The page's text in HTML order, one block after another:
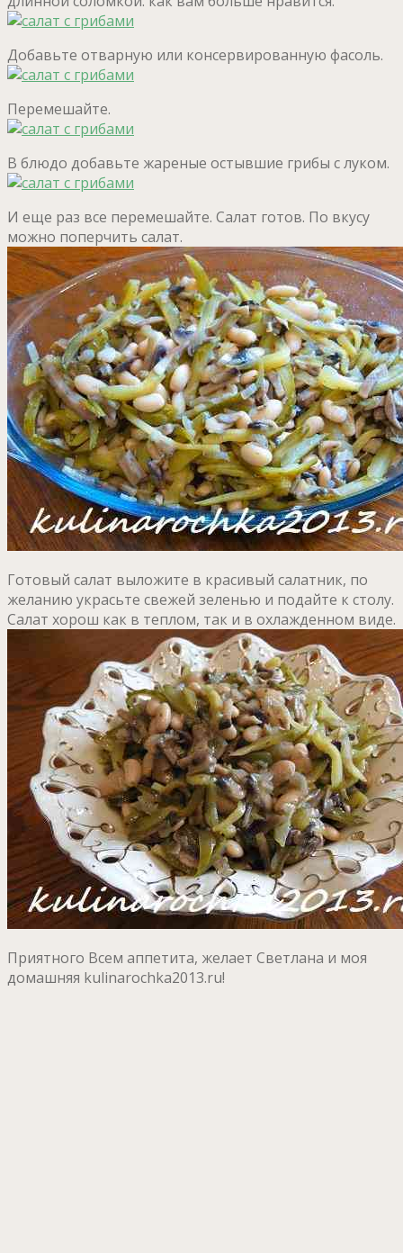
Добавьте отварную или консервированную фасоль.
Перемешайте.
В блюдо добавьте жареные остывшие грибы с луком.
И еще раз все перемешайте. Салат готов. По вкусу
можно поперчить салат.
Готовый салат выложите в красивый салатник, по
желанию украсьте свежей зеленью и подайте к столу.
Салат хорош как в теплом, так и в охлажденном виде.
Приятного Всем аппетита, желает Светлана и моя
домашняя kulinarochka2013.ru!